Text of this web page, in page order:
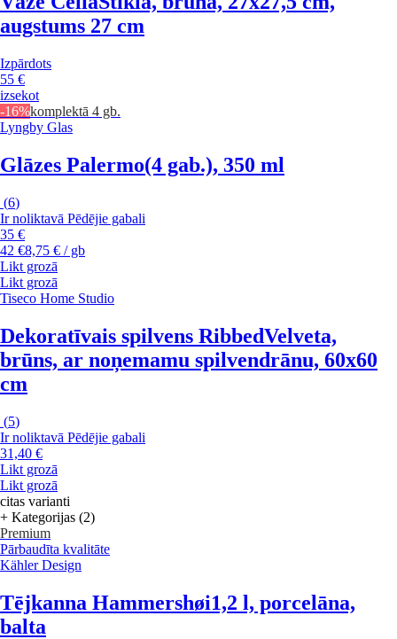
augstums 27 cm
Izpārdots
55 €
izsekot
-16%komplektā 4 gb.
Lyngby Glas
Glāzes Palermo(4 gab.), 350 ml
(6)
Ir noliktavā Pēdējie gabali
35 €
42 €8,75 € / gb
Likt grozā
Likt grozā
Tiseco Home Studio
Dekoratīvais spilvens RibbedVelveta,
brūns, ar noņemamu spilvendrānu, 60x60
cm
(5)
Ir noliktavā Pēdējie gabali
31,40 €
Likt grozā
Likt grozā
citas varianti
+ Kategorijas (2)
Premium
Pārbaudīta kvalitāte
Kähler Design
Tējkanna Hammershøi1,2 l, porcelāna,
balta